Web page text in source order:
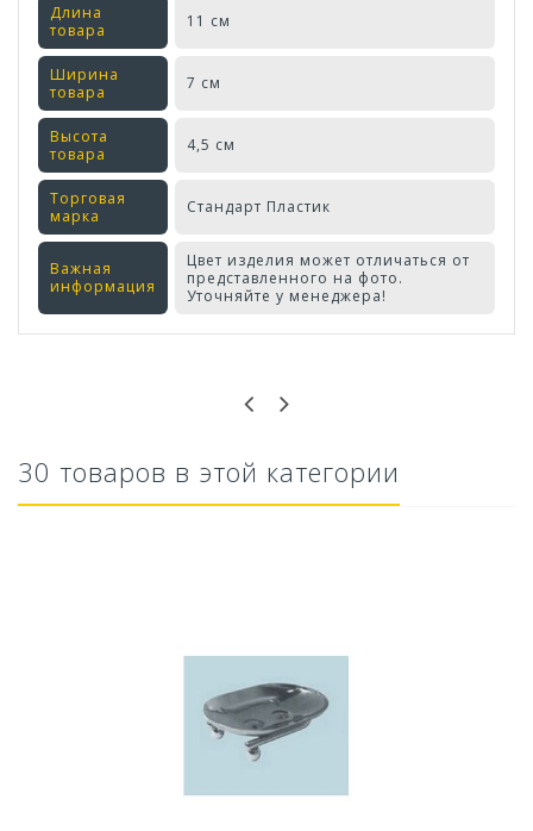
Длина
товара
11 см
Ширина
товара
7 см
Высота
товара
4,5 см
Торговая
марка
Стандарт Пластик
Важная
информация
Цвет изделия может отличаться от
представленного на фото.
Уточняйте у менеджера!
Кашпо балконное La Decoro 50см (10л) Цв....
30 товаров в этой категории